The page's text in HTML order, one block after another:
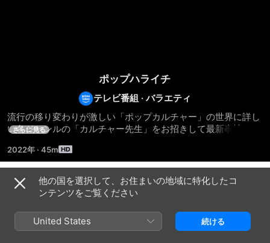
ポップハライチ
テレビ番組 ·バラエティ
流行の移り変わりが激しい「ポップカルチャー」の世界に詳し
い各ジャンルの「カルチャー先生」をお招きして最新事情から
ってない「ノーカルチャー男」澤部佑にレクチャーして頂くポ
ップカルチャーワイドショー。「興味はあるけど何を観たらい
いかわからない」という方も、この番組を観れば週末、アレコ
レ迷わず充実した時間が過ごせる！
さらに見る
2022年 · 45m
シーズン 1
他の国を選択して、お住まいの地域に特化したコ
ンテンツをご覧ください
United States 続ける